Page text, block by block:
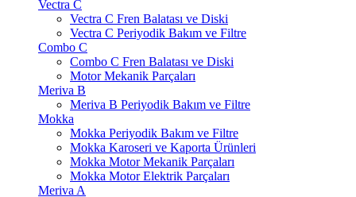
Vectra C
Vectra C Fren Balatası ve Diski
Vectra C Periyodik Bakım ve Filtre
Combo C
Combo C Fren Balatası ve Diski
Motor Mekanik Parçaları
Meriva B
Meriva B Periyodik Bakım ve Filtre
Mokka
Mokka Periyodik Bakım ve Filtre
Mokka Karoseri ve Kaporta Ürünleri
Mokka Motor Mekanik Parçaları
Mokka Motor Elektrik Parçaları
Meriva A